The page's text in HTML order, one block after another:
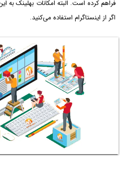
فراهم کرده است. البته امکانات بهلینک
اگر از اینستاگرام استفاده می‌کنید.